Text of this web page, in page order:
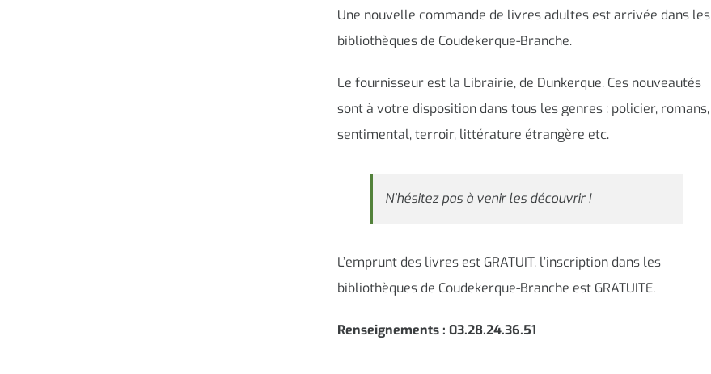
Une nouvelle commande de livres adultes est arrivée dans les
bibliothèques de Coudekerque-Branche.
Le fournisseur est la Librairie, de Dunkerque. Ces nouveautés
sont à votre disposition dans tous les genres : policier, romans,
sentimental, terroir, littérature étrangère etc.
N’hésitez pas à venir les découvrir !
L’emprunt des livres est GRATUIT, l’inscription dans les
bibliothèques de Coudekerque-Branche est GRATUITE.
Renseignements : 03.28.24.36.51